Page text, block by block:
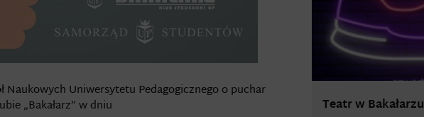
Naukowych Uniwersytetu Pedagogicznego o puchar
„Bakałarz” w dniu
Teatr w Bakałarzu